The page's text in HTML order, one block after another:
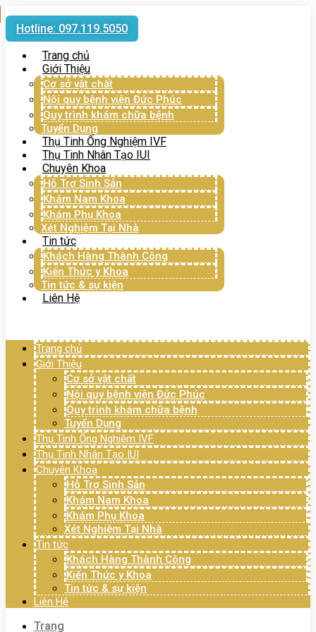
Hotline: 097.119.5050
Trang chủ
Giới Thiệu
Cơ sở vật chất
Nội quy bệnh viện Đức Phúc
Quy trình khám chữa bệnh
Tuyển Dụng
Thụ Tinh Ống Nghiệm IVF
Thụ Tinh Nhân Tạo IUI
Chuyên Khoa
Hỗ Trợ Sinh Sản
Khám Nam Khoa
Khám Phụ Khoa
Xét Nghiệm Tại Nhà
Tin tức
Khách Hàng Thành Công
Kiến Thức y Khoa
Tin tức & sự kiện
Liên Hệ
Trang chủ
Giới Thiệu
Cơ sở vật chất
Nội quy bệnh viện Đức Phúc
Quy trình khám chữa bệnh
Tuyển Dụng
Thụ Tinh Ống Nghiệm IVF
Thụ Tinh Nhân Tạo IUI
Chuyên Khoa
Hỗ Trợ Sinh Sản
Khám Nam Khoa
Khám Phụ Khoa
Xét Nghiệm Tại Nhà
Tin tức
Khách Hàng Thành Công
Kiến Thức y Khoa
Tin tức & sự kiện
Liên Hệ
Trang